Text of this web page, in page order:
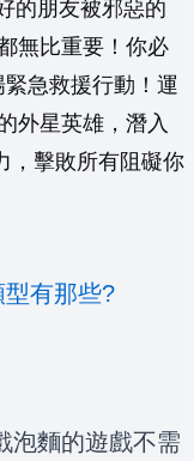
的朋友被邪惡的
無比重要！你必
急救援行動！運
外星英雄，潛入
，擊敗所有阻礙你
有那些?
泡麵的遊戲不需